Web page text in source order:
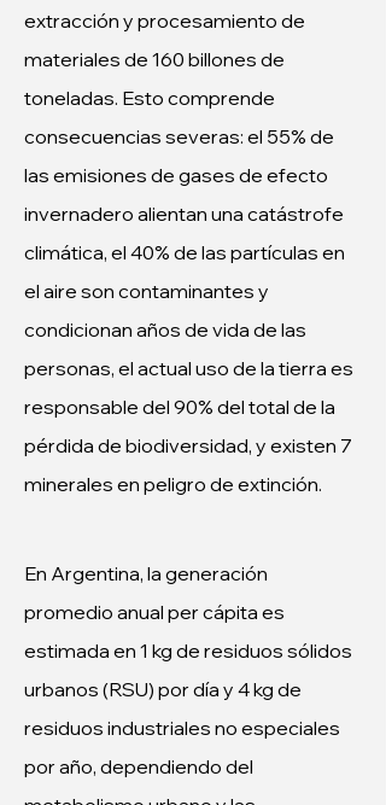
extracción y procesamiento de
materiales de 160 billones de
toneladas. Esto comprende
consecuencias severas: el 55% de
las emisiones de gases de efecto
invernadero alientan una catástrofe
climática, el 40% de las partículas en
el aire son contaminantes y
condicionan años de vida de las
personas, el actual uso de la tierra es
responsable del 90% del total de la
pérdida de biodiversidad, y existen 7
minerales en peligro de extinción.
En Argentina, la generación
promedio anual per cápita es
estimada en 1 kg de residuos sólidos
urbanos (RSU) por día y 4 kg de
residuos industriales no especiales
por año, dependiendo del